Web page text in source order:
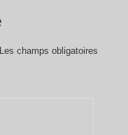
Les champs obligatoires